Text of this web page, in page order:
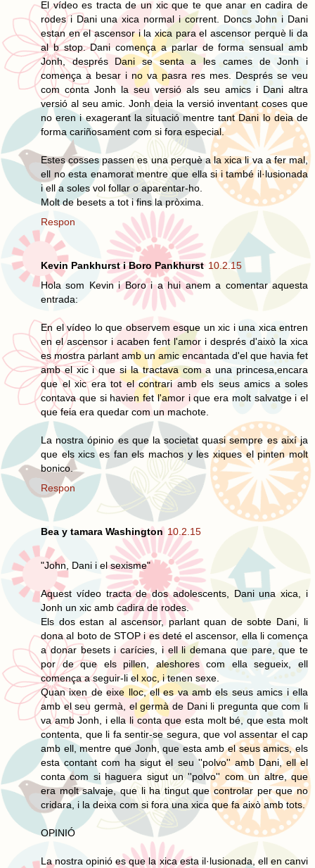
El vídeo es tracta de un xic que te que anar en cadira de
rodes i Dani una xica normal i corrent. Doncs John i Dani
estan en el ascensor i la xica para el ascensor perquè li da
al b stop. Dani comença a parlar de forma sensual amb
Jonh, després Dani se senta a les cames de Jonh i
comença a besar i no va pasra res mes. Després se veu
com conta Jonh la seu versió als seu amics i Dani altra
versió al seu amic. Jonh deia la versió inventant coses que
no eren i exagerant la situació mentre tant Dani lo deia de
forma cariñosament com si fora especial.
Estes cosses passen es una perquè a la xica li va a fer mal,
ell no esta enamorat mentre que ella si i també il·lusionada
i ell a soles vol follar o aparentar-ho.
Molt de besets a tot i fins la pròxima.
Respon
Kevin Pankhurst i Boro Pankhurst 10.2.15
Hola som Kevin i Boro i a hui anem a comentar aquesta
entrada:
En el vídeo lo que observem esque un xic i una xica entren
en el ascensor i acaben fent l'amor i després d'això la xica
es mostra parlant amb un amic encantada d'el que havia fet
amb el xic i que si la tractava com a una princesa,encara
que el xic era tot el contrari amb els seus amics a soles
contava que si havien fet l'amor i que era molt salvatge i el
que feia era quedar com un machote.
La nostra ópinio es que la societat quasi sempre es així ja
que els xics es fan els machos y les xiques el pinten molt
bonico.
Respon
Bea y tamara Washington 10.2.15
"John, Dani i el sexisme"
Aquest vídeo tracta de dos adolescents, Dani una xica, i
Jonh un xic amb cadira de rodes.
Els dos estan al ascensor, parlant quan de sobte Dani, li
dona al boto de STOP i es deté el ascensor, ella li comença
a donar besets i carícies, i ell li demana que pare, que te
por de que els pillen, aleshores com ella segueix, ell
comença a seguir-li el xoc, i tenen sexe.
Quan ixen de eixe lloc, ell es va amb els seus amics i ella
amb el seu germà, el germà de Dani li pregunta que com li
va amb Jonh, i ella li conta que esta molt bé, que esta molt
contenta, que li fa sentir-se segura, que vol assentar el cap
amb ell, mentre que Jonh, que esta amb el seus amics, els
esta contant com ha sigut el seu ''polvo'' amb Dani, ell el
conta com si haguera sigut un ''polvo'' com un altre, que
era molt salvaje, que li ha tingut que controlar per que no
cridara, i la deixa com si fora una xica que fa això amb tots.
OPINIÓ
La nostra opinió es que la xica esta il·lusionada, ell en canvi